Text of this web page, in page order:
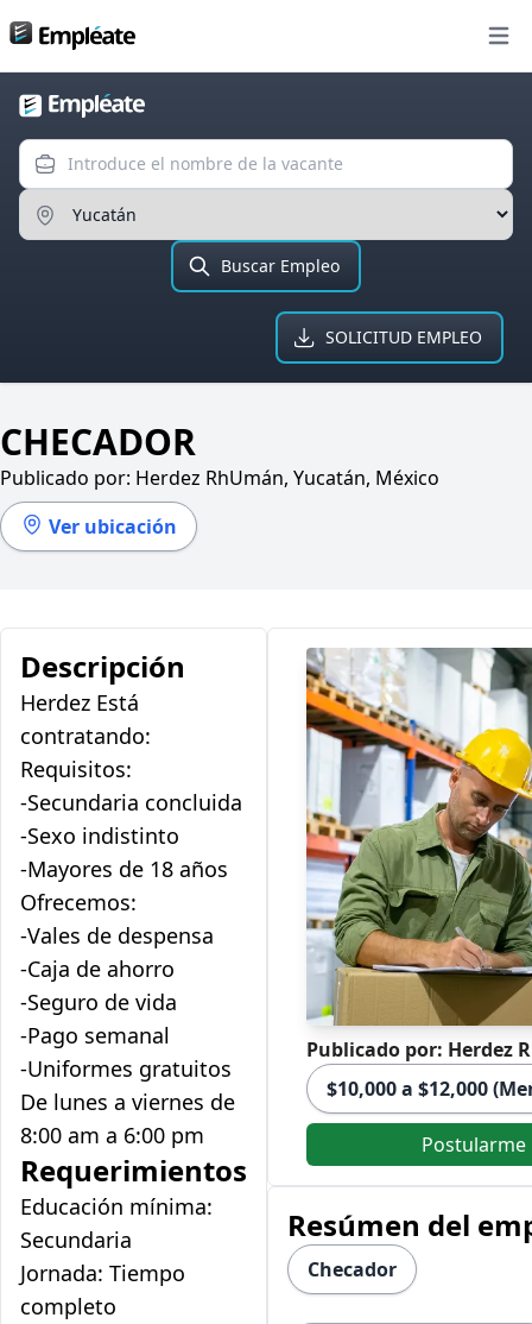
Bolsa de trabajo
Introduce el nombre de la
Ingresa el Estado
Buscar Empleo
SOLICITUD EMPLEO
CHECADOR
Publicado por: Herdez RhUmán, Yucatán, México
Ver ubicación
Descripción
Herdez Está
contratando:
Requisitos:
-Secundaria concluida
-Sexo indistinto
-Mayores de 18 años
Ofrecemos:
-Vales de despensa
-Caja de ahorro
-Seguro de vida
-Pago semanal
-Uniformes gratuitos
De lunes a viernes de
8:00 am a 6:00 pm
Requerimientos
Educación mínima:
Secundaria
Jornada: Tiempo
completo
Publicado por: Herdez
$10,000 a $12,000
Postularme
Resúmen del
Checador